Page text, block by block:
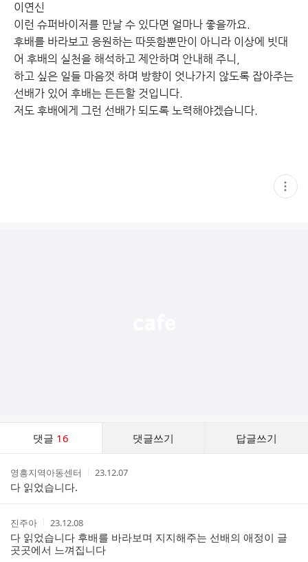
이연신
이런 슈퍼바이저를 만날 수 있다면 얼마나 좋을까요.
후배를 바라보고 응원하는 따뜻함뿐만이 아니라 이상에 빗대
어 후배의 실천을 해석하고 제안하며 안내해 주니,
하고 싶은 일들 마음껏 하며 방향이 엇나가지 않도록 잡아주는
선배가 있어 후배는 든든할 것입니다.
저도 후배에게 그런 선배가 되도록 노력해야겠습니다.
현
재
댓글 16 댓글쓰기 답글쓰기
스
작
성
자
영흥지역아동센터
작
간
23.12.07
다 읽었습니다.
작
성
자
진주아
작
성
시
간
23.12.08
다 읽었습니다 후배를 바라보며 지지해주는 선배의 애정이 글
곳곳에서 느껴집니다